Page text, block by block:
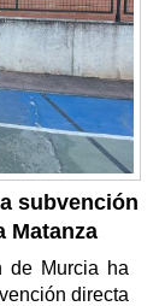
subvención
Matanza
de Murcia ha
directa